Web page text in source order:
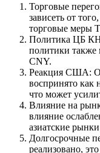
Торговые
зависеть от
торговые меры
Политика ЦБ
политики также
CNY.
Реакция США:
воспринято как
что может
Влияние на
влияние
азиатские
Долгосрочные
реализовано,